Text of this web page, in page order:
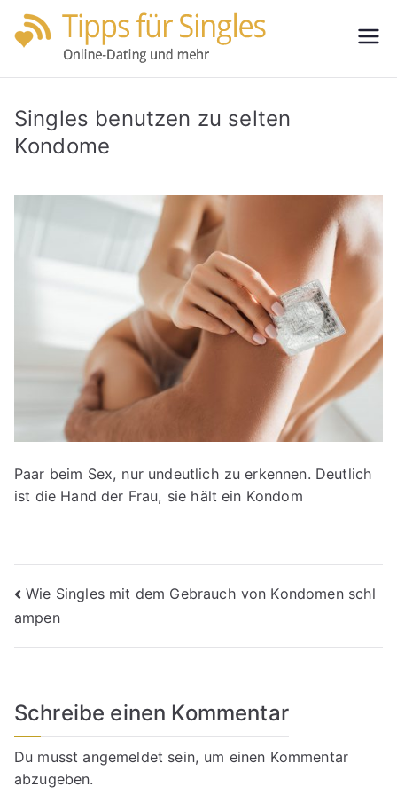
Zum
Inhalt
für
s
Singles benutzen zu selten
Kondome
Paar beim Sex, nur undeutlich zu erkennen. Deutlich
ist die Hand der Frau, sie hält ein Kondom
Beitragsnavigation
Wie Singles mit dem Gebrauch von Kondomen schl
ampen
Schreibe einen Kommentar
Du musstangemeldet sein, um einen Kommentar
abzugeben.